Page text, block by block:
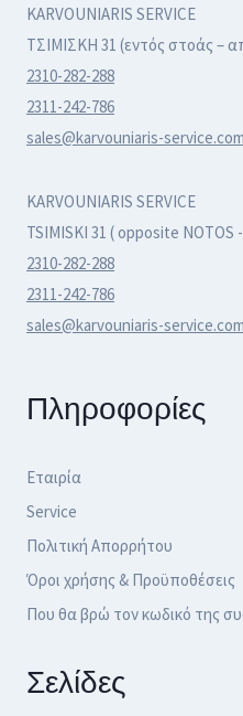
KARVOUNIARIS SERVICE
ΤΣΙΜΙΣΚΗ 31 (εντός στοάς –
2310-282-288
2311-242-786
sales@karvouniaris-service.com
KARVOUNIARIS SERVICE
TSIMISKI 31 ( opposite NOTOS
2310-282-288
2311-242-786
sales@karvouniaris-service.com
Πληροφορίες
Εταιρία
Service
Πολιτική Απορρήτου
Όροι χρήσης & Προϋποθέσεις
Που θα βρώ τον κωδικό της
Σελίδες